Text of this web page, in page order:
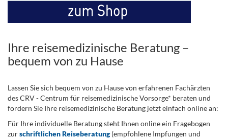
Ihre reisemedizinische Beratung –
bequem von zu Hause
Lassen Sie sich bequem von zu Hause von erfahrenen Fachärzten
des CRV - Centrum für reisemedizinische Vorsorge* beraten und
fordern Sie Ihre reisemedizinische Beratung jetzt einfach online an:
Für Ihre individuelle Beratung steht Ihnen online ein Fragebogen
zurschriftlichen Reiseberatung(empfohlene Impfungen und